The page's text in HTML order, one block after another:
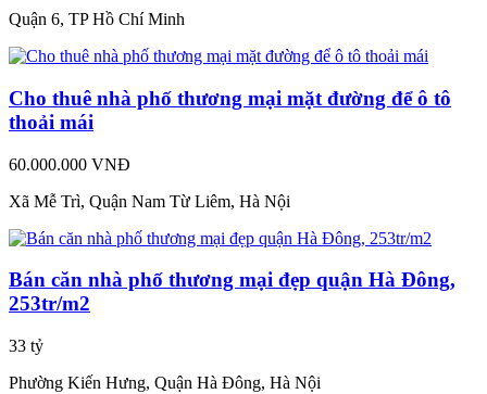
Quận 6, TP Hồ Chí Minh
Cho thuê nhà phố thương mại mặt đường để ô tô
thoải mái
60.000.000 VNĐ
Xã Mễ Trì, Quận Nam Từ Liêm, Hà Nội
Bán căn nhà phố thương mại đẹp quận Hà Đông,
253tr/m2
33 tỷ
Phường Kiến Hưng, Quận Hà Đông, Hà Nội